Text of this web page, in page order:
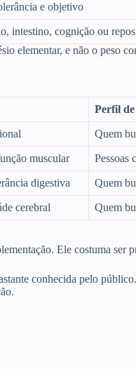
e objetivo
intestino, cognição ou
elementar, e não o peso
Perfil de
Quem
muscular Pessoas
digestiva Quem
cerebral Quem
Ele costuma
conhecida pelo